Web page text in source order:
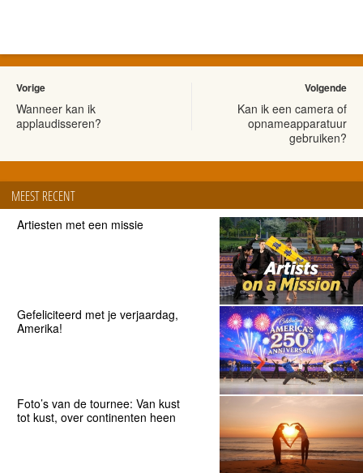
Vorige
Wanneer kan ik
applaudisseren?
Volgende
Kan ik een camera of
opnameapparatuur
gebruiken?
MEEST RECENT
Artiesten met een missie
Gefeliciteerd met je verjaardag,
Amerika!
Foto’s van de tournee: Van kust
tot kust, over continenten heen